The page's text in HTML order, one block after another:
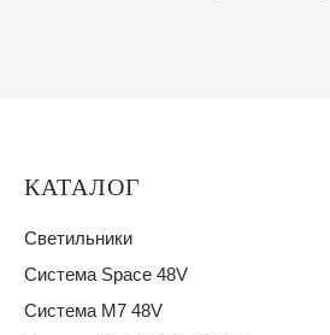
КАТАЛОГ
Светильники
Система Space 48V
Система M7 48V